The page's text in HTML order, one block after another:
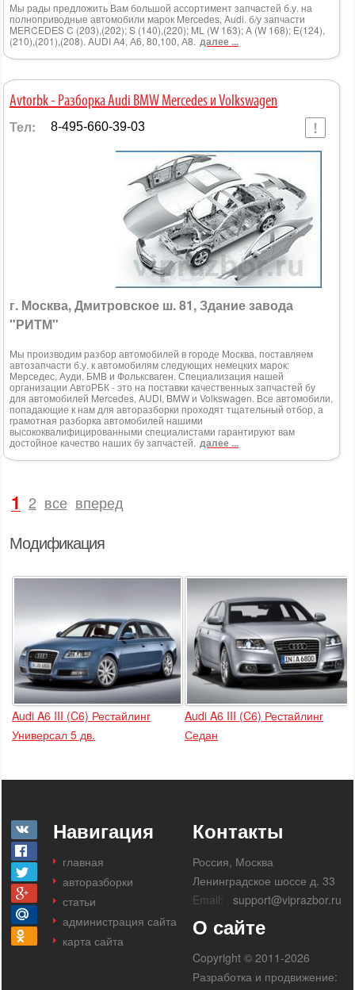
Модификация
Audi A6 III (C6) Рестайлинг
Универсал 5 дв.
Audi A6 III (C6) Рестайлинг
Седан
Мы рады предложить Вам большой ассортимент запчастей б.у. на
полноприводные автомобили марок Mercedes, Audi. б/у запчасти
MERCEDES C (203),(202); S (140),(220); ML (W 163); A (W 168); E(124),
(210),(201),(208). AUDI А4, А6, 80,100, А8. далее ...
Avtorbk - Разборка Audi BMW Mercedes и Volkswagen
Тел: 8-495-660-39-03
г. Москва, Дмитровское ш. 81, Здание завода
"РИТМ"
Мы производим разбор автомобилей в городе Москва, поставляем
автозапчасти б.у. к автомобилям следующих немецких марок:
Мерседес, Ауди, БМВ и Фольксваген. Специализация нашей
организации АвтоРБК - это на поставки качественных запчастей бу
для автомобилей Mercedes, AUDI, BMW и Volkswagen. Все автомобили,
попадающие к нам для авторазборки проходят тщательный отбор, а
грамотная разборка автомобилей нашими
высококвалифицированными специалистами гарантируют вам
достойное качество наших бу запчастей. далее ...
1 2 все вперед
Навигация
главная
авторазборки
статьи
администрация сайта
карта сайта
Контакты
Россия, Москва
Ленинградское шоссе д. 33
Email:
support@viprazbor.ru
О сайте
Copyright © 2011-2026
Разработка и продвижение: